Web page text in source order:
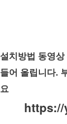
설치방법 동영
들어 올립니다.
요
https://